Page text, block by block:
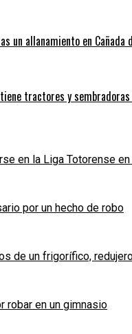
un allanamiento en Cañada
tractores y
en la Liga Totorense
por un hecho de robo
de un frigorífico,
robar en un gimnasio